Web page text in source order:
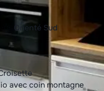
Orienté Sud
avec coin montagne